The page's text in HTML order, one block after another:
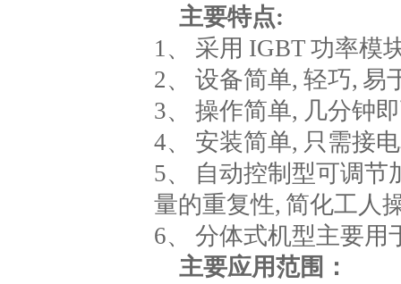
主要特点:
1、 采用 IGBT 功率模
2、 设备简单, 轻巧, 易
3、 操作简单, 几分钟
4、 安装简单, 只需接
5、 自动控制型可调节
量的重复性, 简化工人
6、 分体式机型主要
主要应用范围：